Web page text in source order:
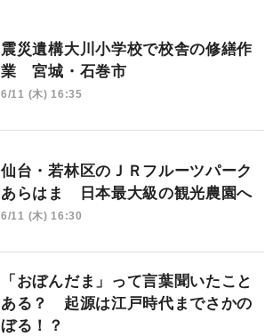
震災遺構大川小学校で校舎の修繕作
業 宮城・石巻市
6/11 (木) 16:35
仙台・若林区のＪＲフルーツパーク
あらはま 日本最大級の観光農園へ
6/11 (木) 16:30
「おぼんだま」って言葉聞いたこと
ある？ 起源は江戸時代までさかの
ぼる！？